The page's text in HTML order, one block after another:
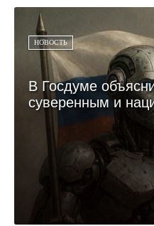
НОВОСТЬ
В Госдуме
суверенным и